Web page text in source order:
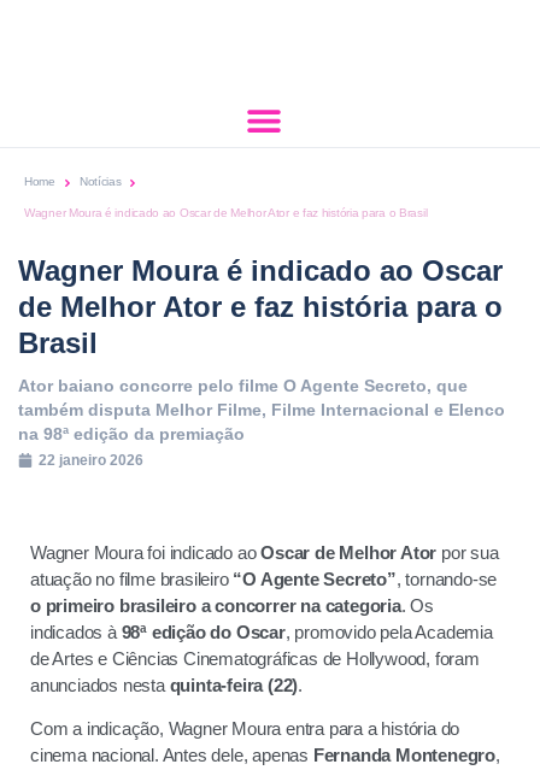
Home Notícias
Wagner Moura é indicado ao Oscar de Melhor Ator e faz história para o Brasil
Wagner Moura é indicado ao Oscar
de Melhor Ator e faz história para o
Brasil
Ator baiano concorre pelo filme O Agente Secreto, que
também disputa Melhor Filme, Filme Internacional e Elenco
na 98ª edição da premiação
22 janeiro 2026
Wagner Moura foi indicado aoOscar de Melhor Ator por sua
atuação no filme brasileiro “O Agente Secreto”, tornando-se
o primeiro brasileiro a concorrer na categoria. Os
indicados à 98ª edição do Oscar, promovido pela Academia
de Artes e Ciências Cinematográficas de Hollywood, foram
anunciados nesta quinta-feira (22).
Com a indicação, Wagner Moura entra para a história do
cinema nacional. Antes dele, apenas Fernanda Montenegro,